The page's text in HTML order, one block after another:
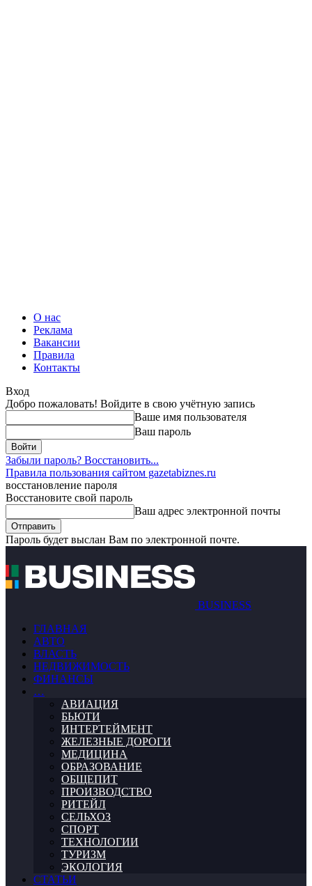
О нас
Реклама
Вакансии
Правила
Контакты
Вход
Добро пожаловать! Войдите в свою учётную запись
Ваше имя пользователя
Ваш пароль
Забыли пароль? Восстановить...
Правила пользования сайтом gazetabiznes.ru
восстановление пароля
Восстановите свой пароль
Ваш адрес электронной почты
Пароль будет выслан Вам по электронной почте.
BUSINESS
ГЛАВНАЯ
АВТО
ВЛАСТЬ
НЕДВИЖИМОСТЬ
ФИНАНСЫ
…
АВИАЦИЯ
БЬЮТИ
ИНТЕРТЕЙМЕНТ
ЖЕЛЕЗНЫЕ ДОРОГИ
МЕДИЦИНА
ОБРАЗОВАНИЕ
ОБЩЕПИТ
ПРОИЗВОДСТВО
РИТЕЙЛ
СЕЛЬХОЗ
СПОРТ
ТЕХНОЛОГИИ
ТУРИЗМ
ЭКОЛОГИЯ
СТАТЬИ